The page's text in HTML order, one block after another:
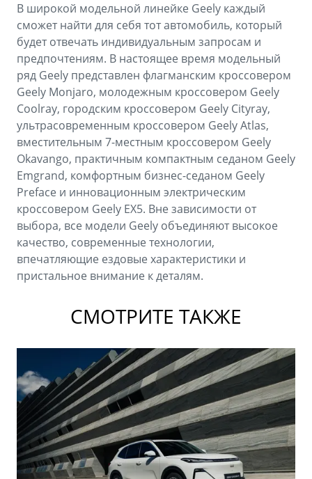
В широкой модельной линейке Geely каждый
сможет найти для себя тот автомобиль, который
будет отвечать индивидуальным запросам и
предпочтениям. В настоящее время модельный
ряд Geely представлен флагманским кроссовером
Geely Monjaro, молодежным кроссовером Geely
Coolray, городским кроссовером Geely Cityray,
ультрасовременным кроссовером Geely Atlas,
вместительным 7-местным кроссовером Geely
Okavango, практичным компактным седаном Geely
Emgrand, комфортным бизнес-седаном Geely
Preface и инновационным электрическим
кроссовером Geely EX5. Вне зависимости от
выбора, все модели Geely объединяют высокое
качество, современные технологии,
впечатляющие ездовые характеристики и
пристальное внимание к деталям.
СМОТРИТЕ ТАКЖЕ